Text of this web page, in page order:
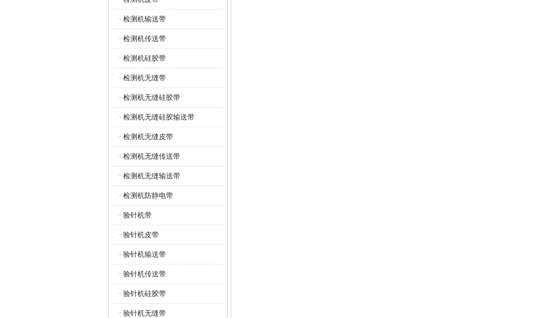
· 检测机输送带
· 检测机传送带
· 检测机硅胶带
· 检测机无缝带
· 检测机无缝硅胶带
· 检测机无缝硅胶输送带
· 检测机无缝皮带
· 检测机无缝传送带
· 检测机无缝输送带
· 检测机防静电带
· 验针机带
· 验针机皮带
· 验针机输送带
· 验针机传送带
· 验针机硅胶带
· 验针机无缝带